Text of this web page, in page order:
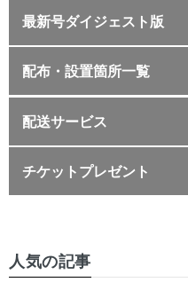
最新号ダイジェスト版
配布・設置箇所一覧
配送サービス
チケットプレゼント
人気の記事